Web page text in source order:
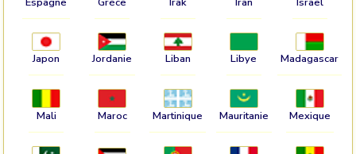
Japon Jordanie Liban Libye Madagascar
Mali Maroc Martinique Mauritanie Mexique